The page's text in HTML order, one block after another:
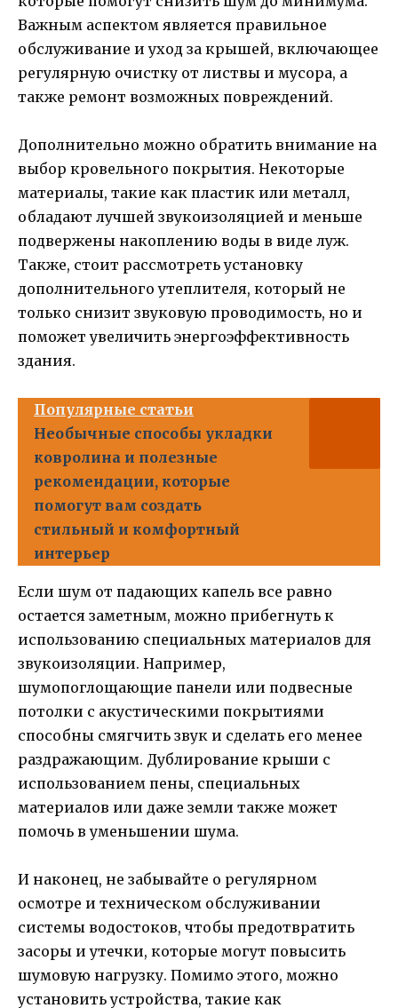
Важным аспектом является правильное
обслуживание и уход за крышей, включающее
регулярную очистку от листвы и мусора, а
также ремонт возможных повреждений.
Дополнительно можно обратить внимание на
выбор кровельного покрытия. Некоторые
материалы, такие как пластик или металл,
обладают лучшей звукоизоляцией и меньше
подвержены накоплению воды в виде луж.
Также, стоит рассмотреть установку
дополнительного утеплителя, который не
только снизит звуковую проводимость, но и
поможет увеличить энергоэффективность
здания.
Популярные статьи
Необычные способы укладки
ковролина и полезные
рекомендации, которые
помогут вам создать
стильный и комфортный
интерьер
Если шум от падающих капель все равно
остается заметным, можно прибегнуть к
использованию специальных материалов для
звукоизоляции. Например,
шумопоглощающие панели или подвесные
потолки с акустическими покрытиями
способны смягчить звук и сделать его менее
раздражающим. Дублирование крыши с
использованием пены, специальных
материалов или даже земли также может
помочь в уменьшении шума.
И наконец, не забывайте о регулярном
осмотре и техническом обслуживании
системы водостоков, чтобы предотвратить
засоры и утечки, которые могут повысить
шумовую нагрузку. Помимо этого, можно
установить устройства, такие как